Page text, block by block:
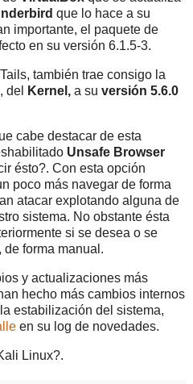
que lo hace a su
importante, el paquete de
en su versión 6.1.5-3.
también trae consigo la
del
Kernel, a su versión 5.6.0
cabe destacar de esta
Unsafe Browser
ésto?. Con esta opción
poco más navegar de forma
atacar explotando alguna de
sistema. No obstante ésta
si se desea o se
forma manual.
y actualizaciones más
hecho más cambios internos
estabilización del sistema,
en su log de novedades.
Linux?.